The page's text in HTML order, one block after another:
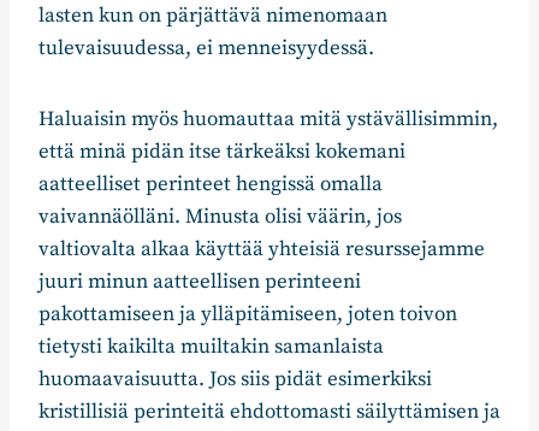
lasten kun on pärjättävä nimenomaan
tulevaisuudessa, ei menneisyydessä.
Haluaisin myös huomauttaa mitä ystävällisimmin,
että minä pidän itse tärkeäksi kokemani
aatteelliset perinteet hengissä omalla
vaivannäölläni. Minusta olisi väärin, jos
valtiovalta alkaa käyttää yhteisiä resurssejamme
juuri minun aatteellisen perinteeni
pakottamiseen ja ylläpitämiseen, joten toivon
tietysti kaikilta muiltakin samanlaista
huomaavaisuutta. Jos siis pidät esimerkiksi
kristillisiä perinteitä ehdottomasti säilyttämisen ja